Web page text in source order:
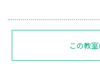
この教